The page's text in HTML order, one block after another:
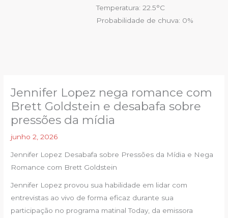
Temperatura: 22.5°C
Probabilidade de chuva: 0%
Jennifer Lopez nega romance com
Brett Goldstein e desabafa sobre
pressões da mídia
junho 2, 2026
Jennifer Lopez Desabafa sobre Pressões da Mídia e Nega
Romance com Brett Goldstein
Jennifer Lopez provou sua habilidade em lidar com
entrevistas ao vivo de forma eficaz durante sua
participação no programa matinal Today, da emissora